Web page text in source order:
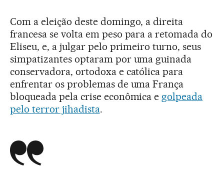
Com a eleição deste domingo, a direita
francesa se volta em peso para a retomada do
Eliseu, e, a julgar pelo primeiro turno, seus
simpatizantes optaram por uma guinada
conservadora, ortodoxa e católica para
enfrentar os problemas de uma França
bloqueada pela crise econômica e golpeada
pelo terror jihadista.